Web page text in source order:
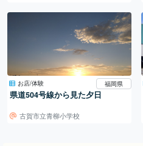
お店/体験 福岡県
県道504号線から見た夕日
古賀市立青柳小学校